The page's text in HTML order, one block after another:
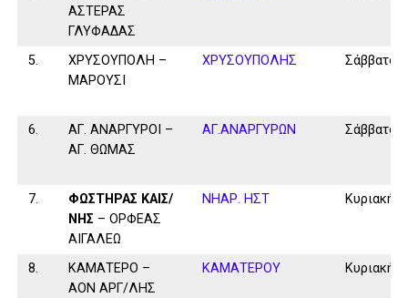
ΑΣΤΕΡΑΣ
ΓΛΥΦΑΔΑΣ
5.
ΧΡΥΣΟΥΠΟΛΗ –
ΜΑΡΟΥΣΙ
ΧΡΥΣΟΥΠΟΛΗΣ Σάββατο
6.
ΑΓ. ΑΝΑΡΓΥΡΟΙ –
ΑΓ. ΘΩΜΑΣ
ΑΓ.ΑΝΑΡΓΥΡΩΝ Σάββατο
7.
ΦΩΣΤΗΡΑΣ ΚΑΙΣ/
ΝΗΣ – ΟΡΦΕΑΣ
ΑΙΓΑΛΕΩ
ΝΗΑΡ. ΗΣΤ Κυριακή
8.
ΚΑΜΑΤΕΡΟ –
ΑΟΝ ΑΡΓ/ΛΗΣ
ΚΑΜΑΤΕΡΟΥ Κυριακή